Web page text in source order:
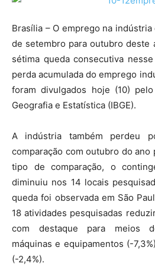
Brasília – O emprego na indústria
de setembro para outubro deste
sétima queda consecutiva
perda acumulada do emprego
foram divulgados hoje (10)
Geografia e Estatística (IBGE).
A indústria também perdeu
comparação com outubro do ano
tipo de comparação, o
diminuiu nos 14 locais
queda foi observada em São
18 atividades pesquisadas
com destaque para meios
máquinas e equipamentos (-
(-2,4%).